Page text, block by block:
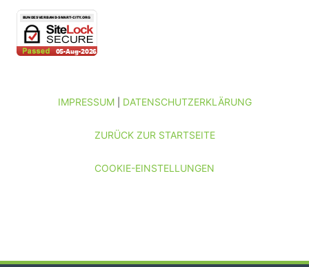
IMPRESSUM| DATENSCHUTZERKLÄRUNG
ZURÜCK ZUR STARTSEITE
COOKIE-EINSTELLUNGEN